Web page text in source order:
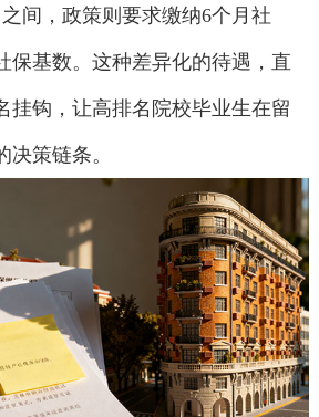
间，政策则要求缴纳6个月社
保基数。这种差异化的待遇，直
挂钩，让高排名院校毕业生在留
策链条。